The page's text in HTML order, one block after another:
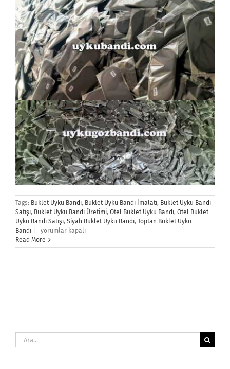
Tags: Buklet Uyku Bandı, Buklet Uyku Bandı İmalatı, Buklet Uyku Bandı
Satışı, Buklet Uyku Bandı Üretimi, Otel Buklet Uyku Bandı, Otel Buklet
Uyku Bandı Satışı, Siyah Buklet Uyku Bandı, Toptan Buklet Uyku
Bandı
Buklet
Uyku
Gözlüğü
yorumlar kapalı
Read More
Ara: